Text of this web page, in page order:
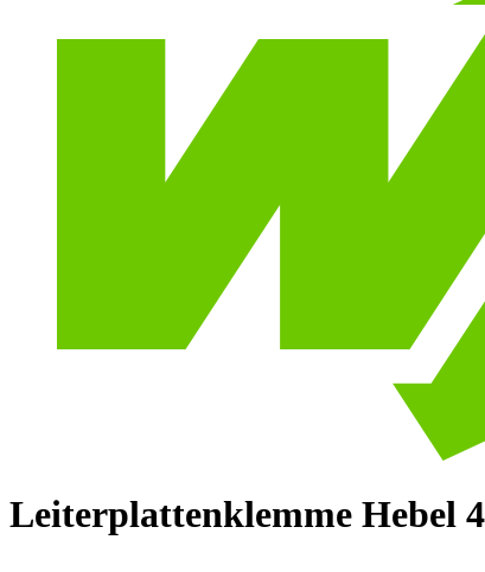
Leiterplattenklemme Hebel